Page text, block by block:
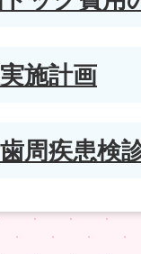
施計画
周疾患検